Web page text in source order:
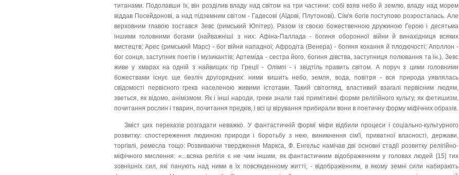
титанами. Подолавши їх, він розділив владу над світом на три частини: собі взяв небо й землю, владу над морем
віддав Посейдонові, а над підземним світом - Гадесові (Аїдові, Плутонові). Сім'я богів поступово розросталась. Але
верховним главою зостався Зевс (римський Юпітер). Разом із своєю божественною дружиною Герою і десятьма
іншими головними богами (найважніші з них: Афіна-Паллада - богиня оборонної війни й винахідниця всяких
мистецтв; Арес (римський Марс) - бог війни нападної; Афродіта (Венера) - богиня кохання й плодючості; Аполлон -
бог сонця, заступник поетів і музикантів; Артеміда - сестра його, богиня дівства, заступниця полювання та ін.). Зевс
живе у хмарах на одній з найвищих гір Греції - Олімпі - і звідтіль править світом. А поруч з цими головними
божествами існує ще безліч другорядних: ними кишить небо, земля, вода, повітря - вся природа уявлялась
свідомості первісного грека населеною живими істотами. Такий світогляд, властивий взагалі первісним людям,
зветься, як відомо, анімізмом. Як і інші народи, греки знали такі примітивні форми релігійного культу, як фетишизм,
почитання рослин і тварин, почитання предків, і всі ці вірування прибирали вони в поетичну форму міфічних образів.
Зміст цих переказів розгадати неважко. У фантастичній формі міфи відбили процеси і соціально-культурного
розвитку: спостереження людиною природи і боротьбу з нею, виникнення сім'ї, приватної власності, держави,
торгівлі, ремесла тощо: Розвиваючи твердження Маркса, Ф. Енгельс намічав дві основні стадії розвитку релігійно-
міфічного мислення: «...всяка релігія є не чим іншим, як фантастичним відображенням у головах людей [15] тих
зовнішніх сил, які панують над ними в їх повсякденному житті, - відображенням, в якому земні сили набирають